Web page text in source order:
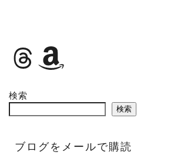
検索
検索
ブログをメールで購読